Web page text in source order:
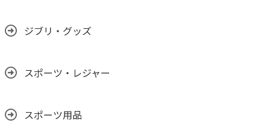
ジブリ・グッズ
スポーツ・レジャー
スポーツ用品